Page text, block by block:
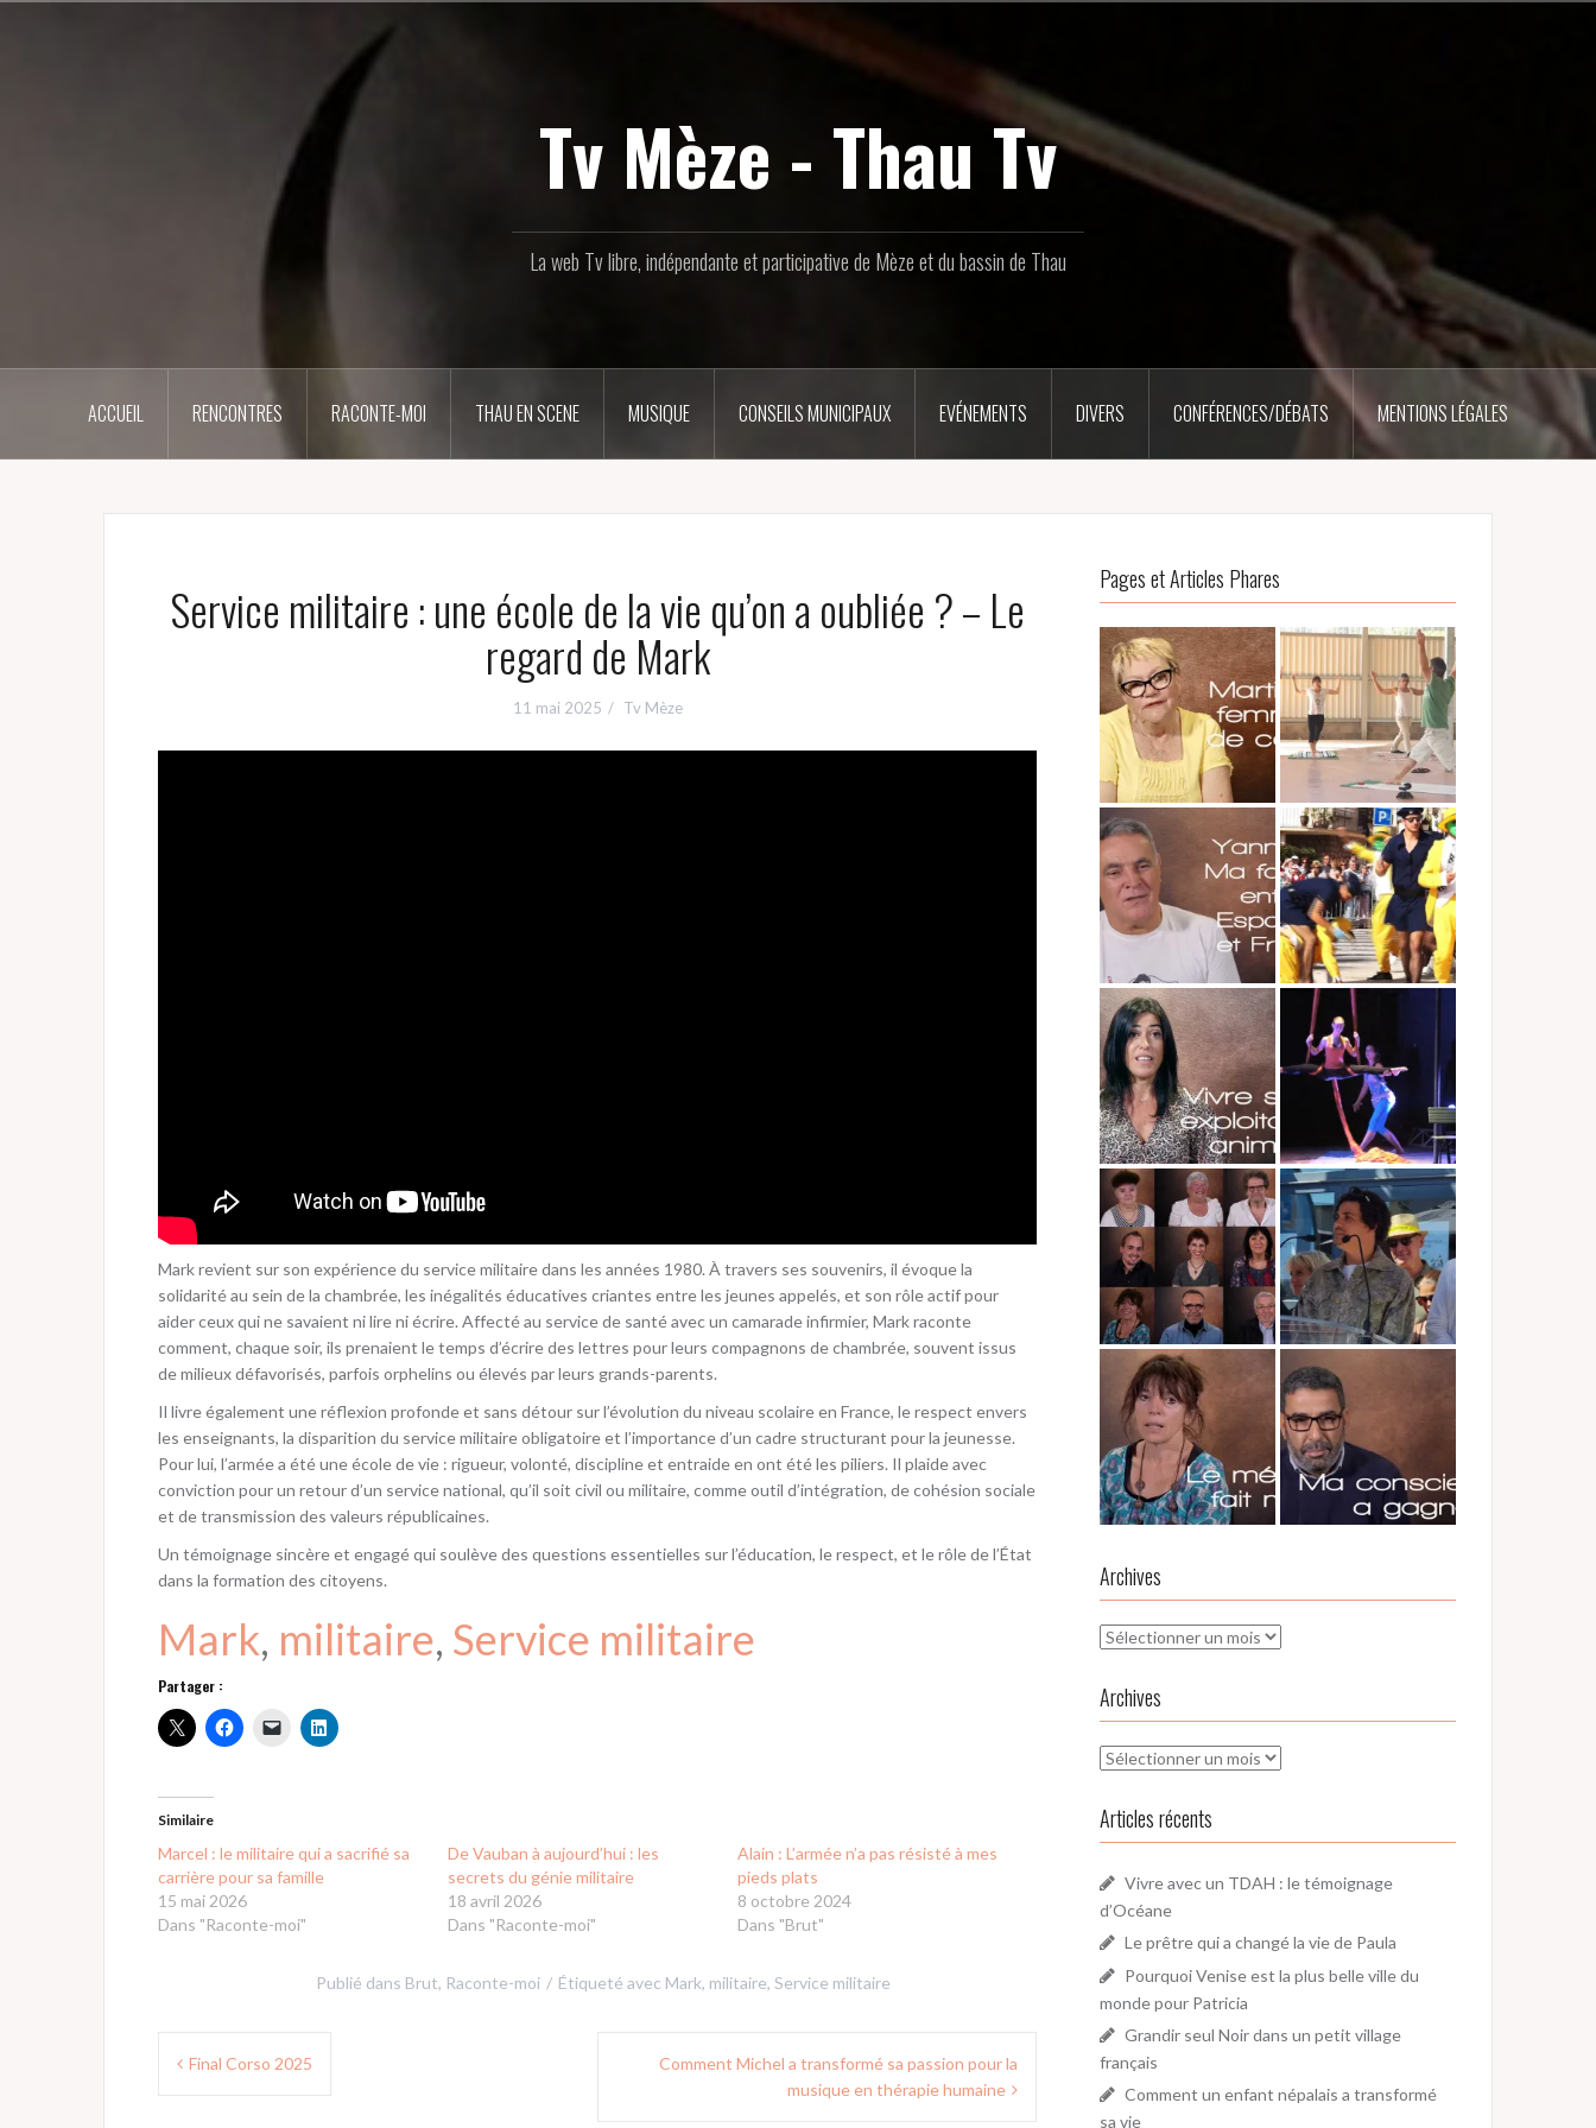
Tv Mèze - Thau Tv
La web Tv libre, indépendante et participative de Mèze et du bassin de Thau
ACCUEIL RENCONTRES RACONTE-MOI THAU EN SCENE MUSIQUE CONSEILS MUNICIPAUX EVÉNEMENTS DIVERS CONFÉRENCES/DÉBATS MENTIONS LÉGALES
Service militaire : une école de la vie qu’on a oubliée ? – Le
regard de Mark
11 mai 2025 Tv Mèze
Mark revient sur son expérience du service militaire dans les années 1980. À travers ses souvenirs, il évoque la
solidarité au sein de la chambrée, les inégalités éducatives criantes entre les jeunes appelés, et son rôle actif pour
aider ceux qui ne savaient ni lire ni écrire. Affecté au service de santé avec un camarade infirmier, Mark raconte
comment, chaque soir, ils prenaient le temps d’écrire des lettres pour leurs compagnons de chambrée, souvent issus
de milieux défavorisés, parfois orphelins ou élevés par leurs grands-parents.
Il livre également une réflexion profonde et sans détour sur l’évolution du niveau scolaire en France, le respect envers
les enseignants, la disparition du service militaire obligatoire et l’importance d’un cadre structurant pour la jeunesse.
Pour lui, l’armée a été une école de vie : rigueur, volonté, discipline et entraide en ont été les piliers. Il plaide avec
conviction pour un retour d’un service national, qu’il soit civil ou militaire, comme outil d’intégration, de cohésion sociale
et de transmission des valeurs républicaines.
Un témoignage sincère et engagé qui soulève des questions essentielles sur l’éducation, le respect, et le rôle de l’État
dans la formation des citoyens.
Mark, militaire, Service militaire
Partager :
Similaire
Marcel : le militaire qui a sacrifié sa
carrière pour sa famille
15 mai 2026
Dans "Raconte-moi"
De Vauban à aujourd’hui : les
secrets du génie militaire
18 avril 2026
Dans "Raconte-moi"
Alain : L’armée n’a pas résisté à mes
pieds plats
8 octobre 2024
Dans "Brut"
Publié dans Brut, Raconte-moi Étiqueté avec Mark, militaire, Service militaire
Navigation
Final Corso 2025
Comment Michel a transformé sa passion pour la
musique en thérapie humaine
Pages et Articles Phares
Archives
Archives
Archives
Archives
Articles récents
Vivre avec un TDAH : le témoignage
d’Océane
Le prêtre qui a changé la vie de Paula
Pourquoi Venise est la plus belle ville du
monde pour Patricia
Grandir seul Noir dans un petit village
français
Comment un enfant népalais a transformé
sa vie